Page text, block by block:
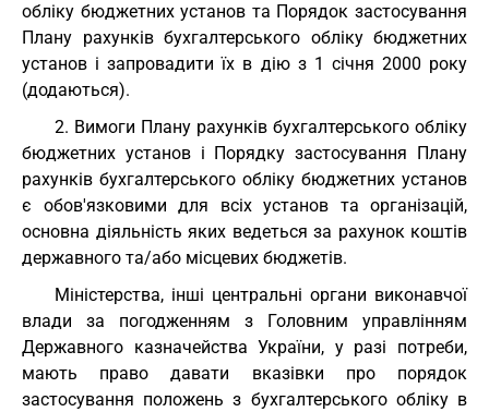
обліку бюджетних установ та Порядок застосування
Плану рахунків бухгалтерського обліку бюджетних
установ і запровадити їх в дію з 1 січня 2000 року
(додаються).
2. Вимоги Плану рахунків бухгалтерського обліку
бюджетних установ і Порядку застосування Плану
рахунків бухгалтерського обліку бюджетних установ
є обов'язковими для всіх установ та організацій,
основна діяльність яких ведеться за рахунок коштів
державного та/або місцевих бюджетів.
Міністерства, інші центральні органи виконавчої
влади за погодженням з Головним управлінням
Державного казначейства України, у разі потреби,
мають право давати вказівки про порядок
застосування положень з бухгалтерського обліку в